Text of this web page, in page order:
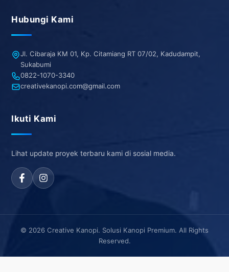
Hubungi Kami
Jl. Cibaraja KM 01, Kp. Citamiang RT 07/02, Kadudampit,
Sukabumi
0822-1070-3340
creativekanopi.com@gmail.com
Ikuti Kami
Lihat update proyek terbaru kami di sosial media.
© 2026 Creative Kanopi. Solusi Kanopi Premium. All Rights
Reserved.